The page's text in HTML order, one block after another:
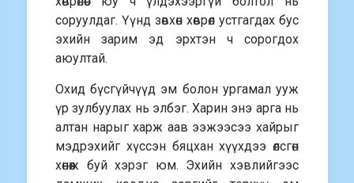
соруулдаг. Үүнд зөвхөн хөврөл устгагдах бус
эхийн зарим эд эрхтэн ч сорогдох
аюултай.
Охид бүсгүйчүүд эм болон ургамал ууж
үр зулбуулах нь элбэг. Харин энэ арга нь
алтан нарыг харж аав ээжээсээ хайрыг
мэдрэхийг хүссэн бяцхан хүүхдээ өлсгөн
хөнөөж буй хэрэг юм. Эхийн хэвлийгээс